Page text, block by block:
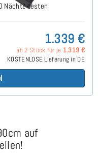
Nächte testen
1.339 €
ab 2 Stück für je 1.319 €
KOSTENLOSE Lieferung in DE
auf